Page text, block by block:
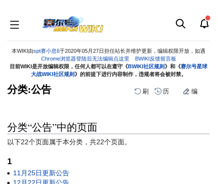
本WIKI由spt赛小息6于2020年05月27日担任站长并维护更新，编辑权限开放，如遇
Chrome浏览器登陆后无法编辑点这里
BWIKI反馈留言板
目前WIKI是开放编辑权限，任何人都可以在遵守《BWIKI社区规则》和《赛尔号星球
大战WIKI社区规则》的前提下进行内容制作，违规者将会被封禁。
分类:公告 刷 历 编
跳
到
导
跳
到
搜
分类“公告”中的页面
以下22个页面属于本分类，共22个页面。
1
11月25日更新公告